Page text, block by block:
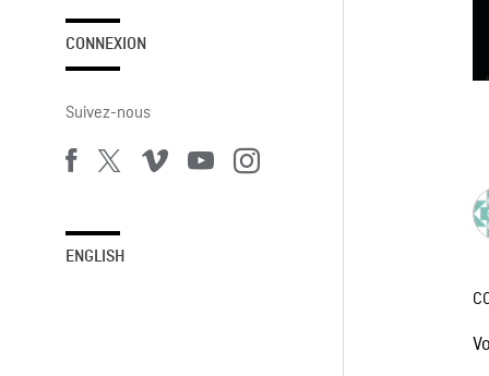
CONNEXION
Suivez-nous
ENGLISH